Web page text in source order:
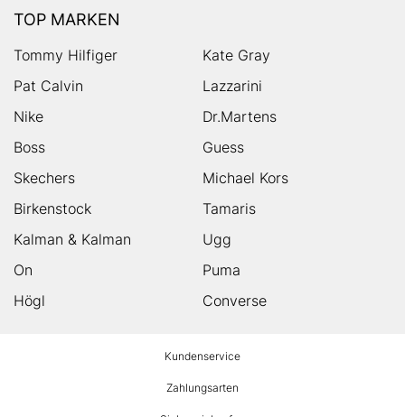
TOP MARKEN
Tommy Hilfiger
Kate Gray
Pat Calvin
Lazzarini
Nike
Dr.Martens
Boss
Guess
Skechers
Michael Kors
Birkenstock
Tamaris
Kalman & Kalman
Ugg
On
Puma
Högl
Converse
Kundenservice
Zahlungsarten